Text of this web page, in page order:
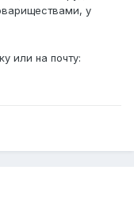
у
или на почту: